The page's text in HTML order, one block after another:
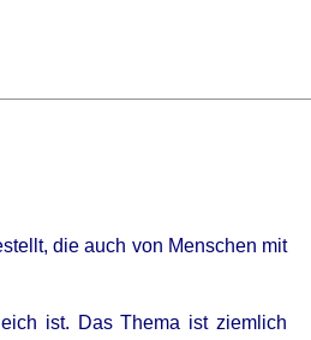
die auch von Menschen mit
ist. Das Thema ist ziemlich